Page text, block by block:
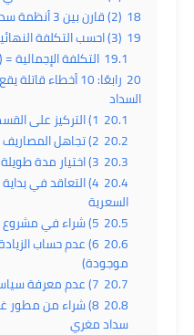
18 (2) قارن بين 3 أنظمة سداد فقط
19 (3) احسب التكلفة النهائية قبل التوقيع
19.1 التكلفة الإجمالية
20
رابعًا: 10 أخطاء
السداد
20.1 1) التركيز على القسط الشهري فقط
20.2 2) تجاهل المصاريف الإضافية
20.3 3) اختيار مدة طويلة جدًا
20.4 4) التعاقد في
السعرية
20.5 5) شراء في مشروع سيولته ضعيفة
20.6 6) عدم حساب
موجودة)
20.7 7) عدم معرفة سياسة الاسترداد أو الإلغاء
20.8 8) شراء من مطور
سداد مغري